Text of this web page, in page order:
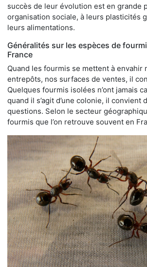
succès de leur évolution est en grande
organisation sociale, à leurs plasticités
leurs alimentations.
Généralités sur les espèces de
France
Quand les fourmis se mettent à envahir
entrepôts, nos surfaces de ventes, il
Quelques fourmis isolées n’ont jamais
quand il s’agit d’une colonie, il convient
questions. Selon le secteur
fourmis que l’on retrouve souvent en